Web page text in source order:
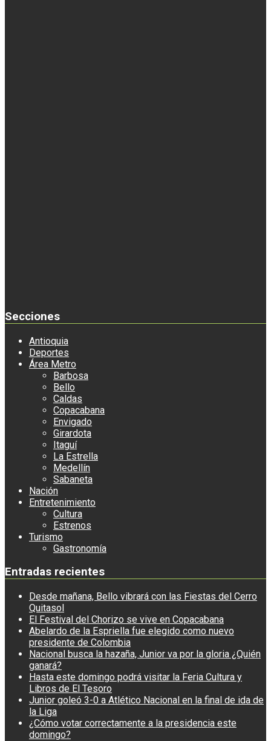
Secciones
Antioquia
Deportes
Área Metro
Barbosa
Bello
Caldas
Copacabana
Envigado
Girardota
Itaguí
La Estrella
Medellín
Sabaneta
Nación
Entretenimiento
Cultura
Estrenos
Turismo
Gastronomía
Entradas recientes
Desde mañana, Bello vibrará con las Fiestas del Cerro
Quitasol
El Festival del Chorizo se vive en Copacabana
Abelardo de la Espriella fue elegido como nuevo
presidente de Colombia
Nacional busca la hazaña, Junior va por la gloria ¿Quién
ganará?
Hasta este domingo podrá visitar la Feria Cultura y
Libros de El Tesoro
Junior goleó 3-0 a Atlético Nacional en la final de ida de
la Liga
¿Cómo votar correctamente a la presidencia este
domingo?